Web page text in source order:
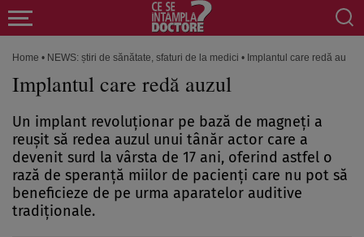
Home • NEWS: știri de sănătate, sfaturi de la medici • Implantul care redă auzul
Implantul care redă auzul
Un implant revoluţionar pe bază de magneţi a
reuşit să redea auzul unui tânăr actor care a
devenit surd la vârsta de 17 ani, oferind astfel o
rază de speranţă miilor de pacienţi care nu pot să
beneficieze de pe urma aparatelor auditive
tradiţionale.